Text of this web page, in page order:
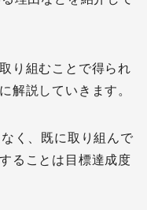
り組むことで得られ
解説していきます。
く、既に取り組んで
ることは目標達成度